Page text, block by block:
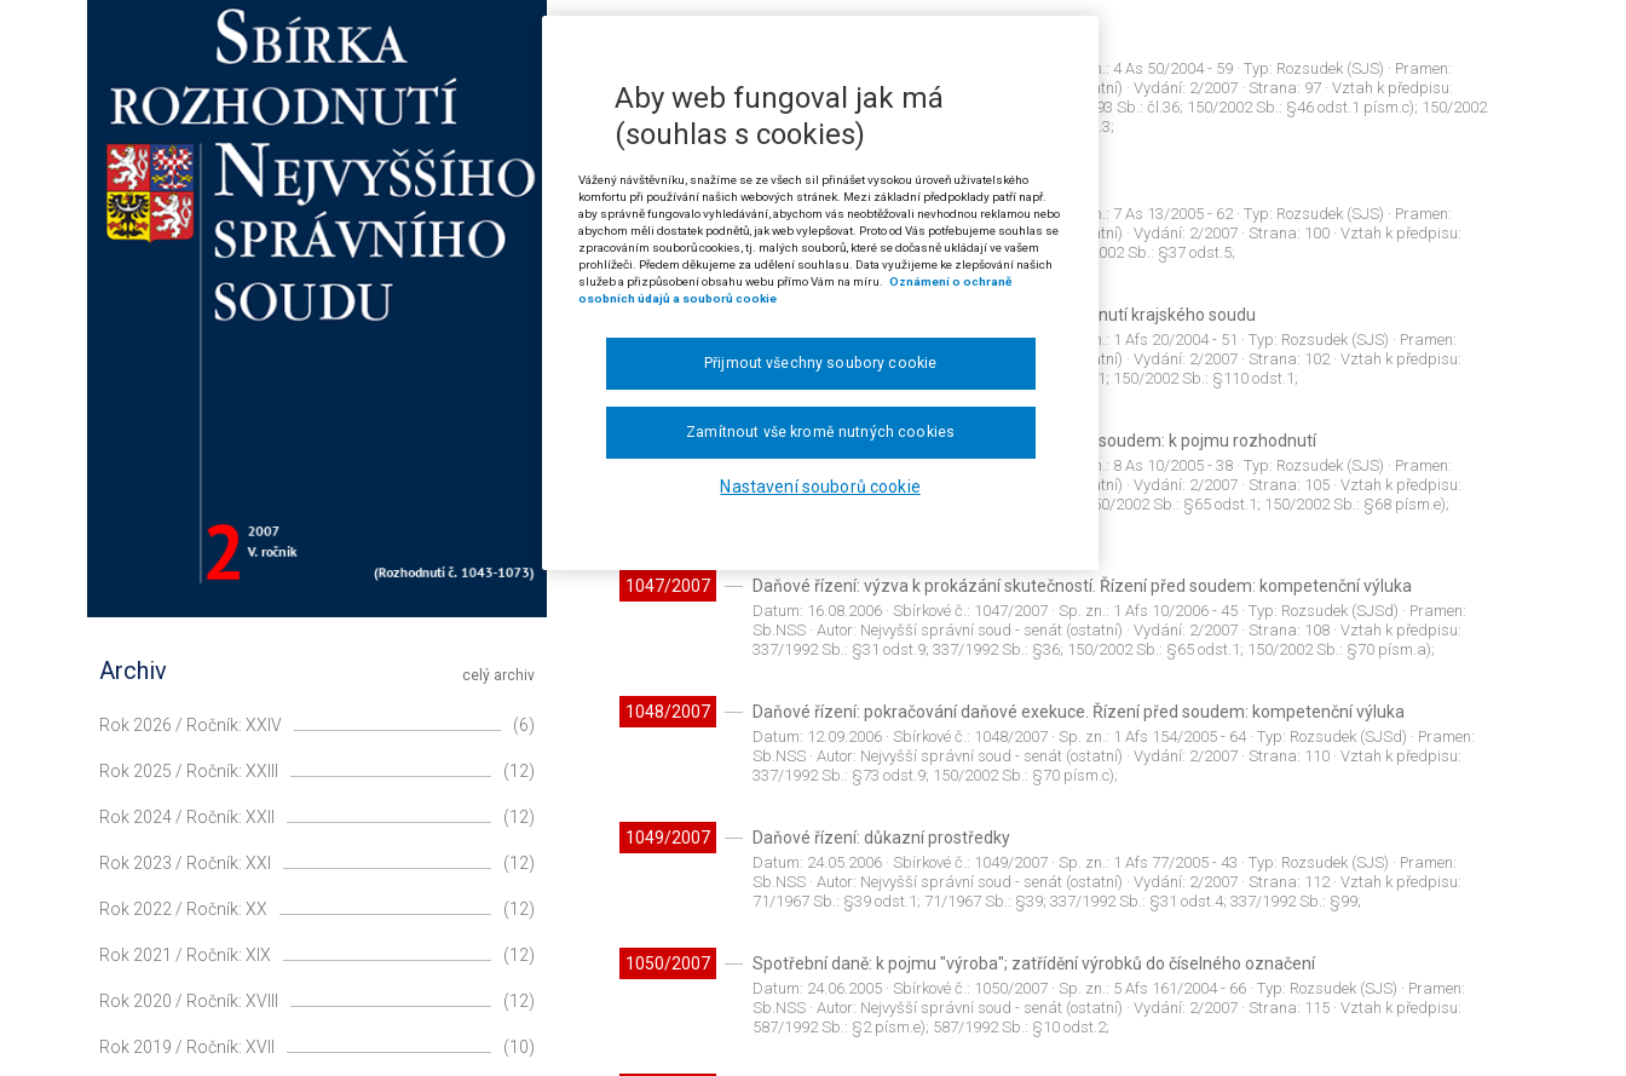
· Sp. zn.: 4 As 50/2004 - 59· Typ: Rozsudek (SJS) · Pramen:
Sb.NSS· Autor:Nejvyšší správní soud - senát (ostatní) · Vydání: 2/2007· Strana: 97· Vztah k předpisu:
99/1963 Sb.: §250g; 2/1993 Sb.: čl.36 odst.1; 2/1993 Sb.: čl.36; 150/2002 Sb.: §46 odst.1 písm.c); 150/2002
Sb.: §103 odst.1 písm.d); 150/2002 Sb.: §109 odst.3;
1044/2007 Řízení před soudem: náležitosti plné moci
Datum:27.07.2005· Sbírkové č.:1044/2007· Sp. zn.: 7 As 13/2005 - 62· Typ: Rozsudek (SJS) · Pramen:
Sb.NSS· Autor: Nejvyšší správní soud - senát (ostatní) · Vydání: 2/2007· Strana: 100· Vztah k předpisu:
99/1963 Sb.: §30; 150/2002 Sb.: §35 odst.2; 150/2002 Sb.: §37 odst.5;
Řízení před soudem: rozsah napadení rozhodnutí krajského soudu
Datum:16.02.2005· Sbírkové č.:1045/2007 · Sp. zn.: 1 Afs 20/2004 - 51 · Typ: Rozsudek (SJS) · Pramen:
Sb.NSS· Autor:Nejvyšší správní soud - senát (ostatní) · Vydání: 2/2007· Strana: 102· Vztah k předpisu:
150/2002 Sb.: §78 odst.7; 150/2002 Sb.: §78 odst.1; 150/2002 Sb.: §110 odst.1;
1046/2007 Služební poměr: soudní přezkum. Řízení před soudem: k pojmu rozhodnutí
· Sp. zn.: 8 As 10/2005 - 38· Typ: Rozsudek (SJS) · Pramen:
Sb.NSS· Autor:Nejvyšší správní soud - senát (ostatní) · Vydání: 2/2007· Strana: 105· Vztah k předpisu:
186/1992 Sb.: §137 odst.1; 186/1992 Sb.: §137; 150/2002 Sb.: §65 odst.1; 150/2002 Sb.: §68 písm.e);
1047/2007 Daňové řízení: výzva k prokázání skutečností. Řízení před soudem: kompetenční výluka
Datum: 16.08.2006· Sbírkové č.: 1047/2007· Sp. zn.: 1 Afs 10/2006 - 45· Typ: Rozsudek (SJSd) · Pramen:
Sb.NSS· Autor: Nejvyšší správní soud - senát (ostatní) · Vydání: 2/2007· Strana: 108· Vztah k předpisu:
337/1992 Sb.: §31 odst.9; 337/1992 Sb.: §36; 150/2002 Sb.: §65 odst.1; 150/2002 Sb.: §70 písm.a);
1048/2007 Daňové řízení: pokračování daňové exekuce. Řízení před soudem: kompetenční výluka
Datum: 12.09.2006· Sbírkové č.: 1048/2007· Sp. zn.: 1 Afs 154/2005 - 64· Typ: Rozsudek (SJSd) · Pramen:
Sb.NSS· Autor: Nejvyšší správní soud - senát (ostatní) · Vydání: 2/2007· Strana: 110· Vztah k předpisu:
337/1992 Sb.: §73 odst.9; 150/2002 Sb.: §70 písm.c);
1049/2007 Daňové řízení: důkazní prostředky
Datum: 24.05.2006· Sbírkové č.: 1049/2007· Sp. zn.: 1 Afs 77/2005 - 43 · Typ: Rozsudek (SJS) · Pramen:
Sb.NSS· Autor: Nejvyšší správní soud - senát (ostatní) · Vydání: 2/2007· Strana: 112· Vztah k předpisu:
71/1967 Sb.: §39 odst.1; 71/1967 Sb.: §39; 337/1992 Sb.: §31 odst.4; 337/1992 Sb.: §99;
1050/2007 Spotřební daně: k pojmu "výroba"; zatřídění výrobků do číselného označení
Datum: 24.06.2005· Sbírkové č.: 1050/2007· Sp. zn.: 5 Afs 161/2004 - 66· Typ: Rozsudek (SJS) · Pramen:
Sb.NSS· Autor: Nejvyšší správní soud - senát (ostatní) · Vydání: 2/2007· Strana: 115· Vztah k předpisu:
587/1992 Sb.: §2 písm.e); 587/1992 Sb.: §10 odst.2;
celý archiv
Archiv
Rok 2026 / Ročník: XXIV (6)
Rok 2025 / Ročník: XXIII (12)
Rok 2024 / Ročník: XXII (12)
Rok 2023 / Ročník: XXI (12)
Rok 2022 / Ročník: XX (12)
Rok 2021 / Ročník: XIX (12)
Rok 2020 / Ročník: XVIII (12)
Rok 2019 / Ročník: XVII (10)
Aby web fungoval jak má
(souhlas s cookies)
Vážený návštěvníku, snažíme se ze všech sil přinášet vysokou úroveň uživatelského
komfortu při používání našich webových stránek. Mezi základní předpoklady patří např.
aby správně fungovalo vyhledávání, abychom vás neobtěžovali nevhodnou reklamou nebo
abychom měli dostatek podnětů, jak web vylepšovat. Proto od Vás potřebujeme souhlas se
zpracováním souborů cookies, tj. malých souborů, které se dočasně ukládají ve vašem
prohlížeči. Předem děkujeme za udělení souhlasu. Data využijeme ke zlepšování našich
služeb a přizpůsobení obsahu webu přímo Vám na míru.
Oznámení o ochraně
osobních údajů a souborů cookie
Nastavení souborů cookie
Zamítnout vše kromě nutných cookies
Přijmout všechny soubory cookie